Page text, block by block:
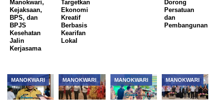
Manokwari,
Kejaksaan,
BPS, dan
BPJS
Kesehatan
Jalin
Kerjasama
Targetkan
Ekonomi
Kreatif
Berbasis
Kearifan
Lokal
Dorong
Persatuan
dan
Pembangunan
MANOKWARI MANOKWARI MANOKWARI MANOKWARI